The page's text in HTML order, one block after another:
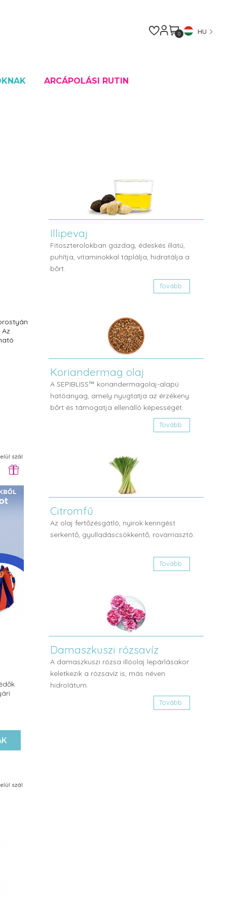
0 HU
ARCÁPOLÁSI RUTIN
szállítjuk
szállítjuk
Illipevaj
Fitoszterolokban gazdag, édeskés illatú,
puhítja, vitaminokkal táplálja, hidratálja a
bőrt.
Tovább
Koriandermag olaj
A SEPIBLISS™ koriandermagolaj-alapú
hatóanyag, amely nyugtatja az érzékeny
bőrt és támogatja ellenálló képességét.
Tovább
Citromfű
Az olaj fertőzésgátló, nyirok keringést
serkentő, gyulladáscsökkentő, rovarriasztó.
Tovább
Damaszkuszi rózsavíz
A damaszkuszi rózsa illóolaj lepárlásakor
keletkezik a rózsavíz is, más néven
hidrolátum.
Tovább